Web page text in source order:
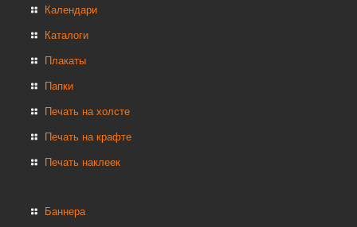
Календари
Каталоги
Плакаты
Папки
Печать на холсте
Печать на крафте
Печать наклеек
Баннера